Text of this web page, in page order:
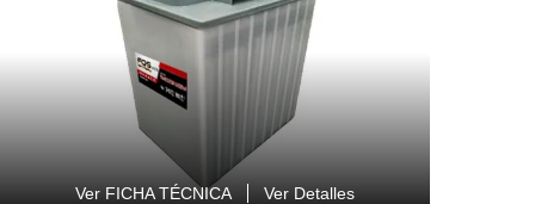
Ver FICHA TÉCNICA Ver Detalles